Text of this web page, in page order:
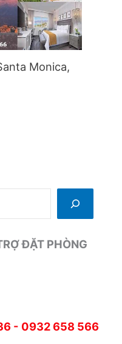
Monica,
ĐẶT PHÒNG
- 0932 658 566